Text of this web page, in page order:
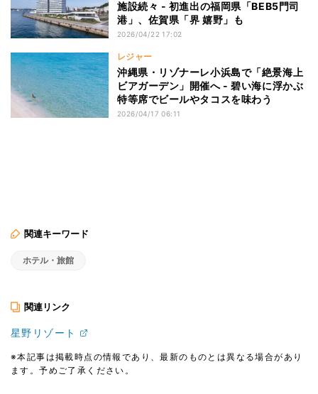
施設続々 - 初進出の福岡県「BEB5門司
港」、佐賀県「界 嬉野」も
2026/04/22 17:02
レジャー
沖縄県・リゾナーレ小浜島で「絶景海上
ビアガーデン」開催へ - 碧い海に浮かぶ
特等席でビールやタコスを味わう
2026/04/17 06:11
関連キーワード
ホテル・旅館
関連リンク
星野リゾート
※本記事は掲載時点の情報であり、最新のものとは異なる場合があり
ます。予めご了承ください。